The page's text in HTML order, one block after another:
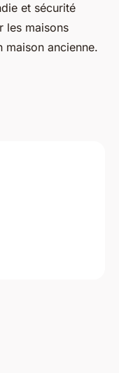
et sécurité
les maisons
maison ancienne.